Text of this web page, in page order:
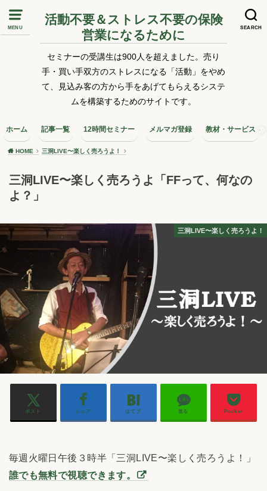
MENU SEARCH
活動不要＆ストレス不要の保険
営業になるために
セミナーの受講生は900人を超えました。売り
手・買い手双方のストレスになる「活動」をやめ
て、見込み客の方から手をあげてもらえるシステ
ムを構築するためのサイトです。
ホーム 記事一覧 12時間セミナー メルマガ登録 教材・サービス
HOME 三洞LIVE〜楽しく売ろうよ！
三洞LIVE〜楽しく売ろうよ「FFって、何なの
よ？」
三洞LIVE〜楽しく売ろうよ！
ポスト シェア はてブ 送る Pocket
毎週火曜日午後３時半「三洞LIVE〜楽しく売ろうよ！」
誰でも無料で視聴できます。